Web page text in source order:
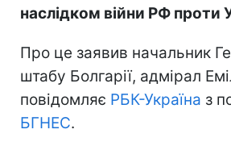
наслідком війни РФ проти
Про це заявив начальник
штабу Болгарії, адмірал
повідомляє РБК-Україна з
БГНЕС.